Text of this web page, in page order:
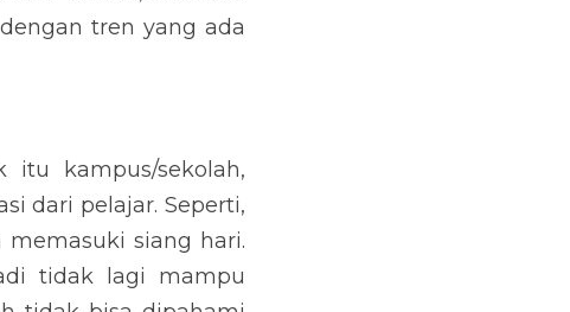
tren yang ada
itu kampus/sekolah,
dari pelajar. Seperti,
siang hari.
tidak lagi mampu